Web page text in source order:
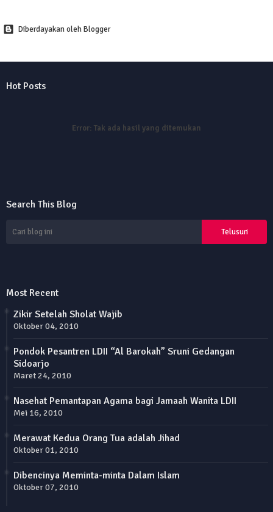
Diberdayakan oleh Blogger
Hot Posts
Error: Tak ada hasil yang ditemukan
Search This Blog
Most Recent
Zikir Setelah Sholat Wajib
Oktober 04, 2010
Pondok Pesantren LDII “Al Barokah” Sruni Gedangan
Sidoarjo
Maret 24, 2010
Nasehat Pemantapan Agama bagi Jamaah Wanita LDII
Mei 16, 2010
Merawat Kedua Orang Tua adalah Jihad
Oktober 01, 2010
Dibencinya Meminta-minta Dalam Islam
Oktober 07, 2010